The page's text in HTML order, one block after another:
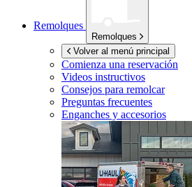
Remolques
Remolques
Volver al menú principal
Comienza una reservación
Videos instructivos
Consejos para remolcar
Preguntas frecuentes
Enganches y accesorios